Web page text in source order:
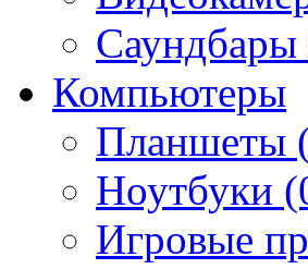
Саундбары
Компьютеры
Планшеты
Ноутбуки
Игровые